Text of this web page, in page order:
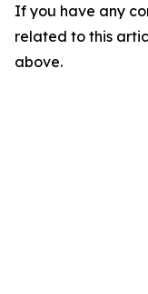
If you have any
related to this
above.